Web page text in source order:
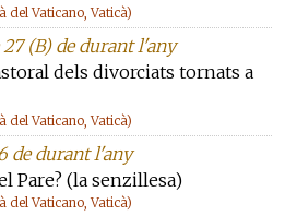
del Vaticano, Vaticà)
(B) de durant l'any
dels divorciats tornats a
del Vaticano, Vaticà)
de durant l'any
Pare? (la senzillesa)
del Vaticano, Vaticà)